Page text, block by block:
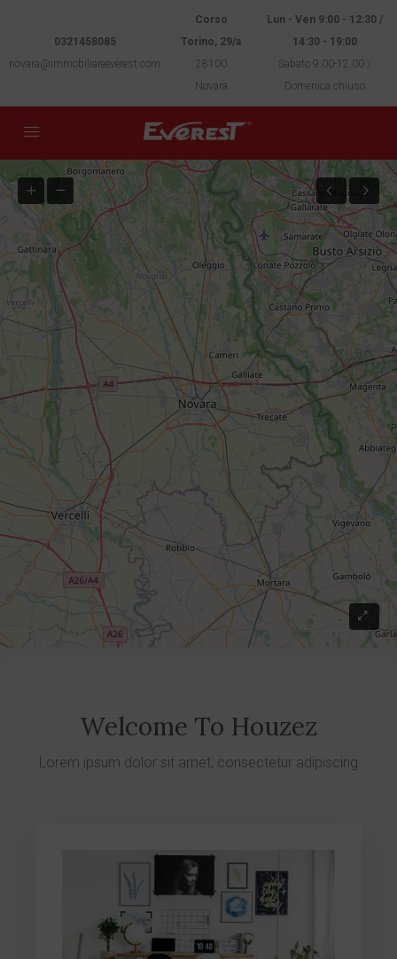
0321458085
novara@immobiliareeverest.com
Corso
Torino, 29/a
28100
Novara
Lun - Ven 9:00 - 12:30 /
14:30 - 19:00
Sabato 9:00-12:00 /
Domenica chiuso
Welcome To Houzez
Lorem ipsum dolor sit amet, consectetur adipiscing